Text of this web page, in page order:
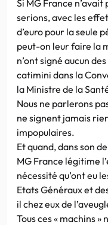
Si MG France n’avait
serions, avec les
d’euro pour la seule
peut-on leur faire la
n’ont signé aucun
catimini dans la
la Ministre de la
Nous ne parlerons
ne signent jamais
impopulaires.
Et quand, dans son
MG France légitime
nécessité qu’ont eu
Etats Généraux et
il chez eux de
Tous ces « machins »